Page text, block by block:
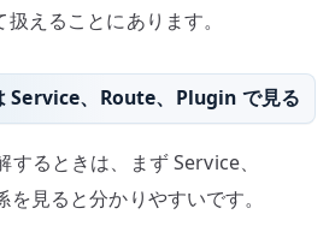
えることにあります。
Service、Route、Plugin で見る
るときは、まず Service、
見ると分かりやすいです。